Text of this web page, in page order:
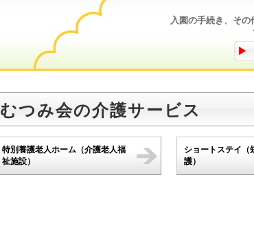
入園の手続き、そ
むつみ会の介護サービス
特別養護老人ホーム（介護老人福
祉施設）
ショートステイ（
護）